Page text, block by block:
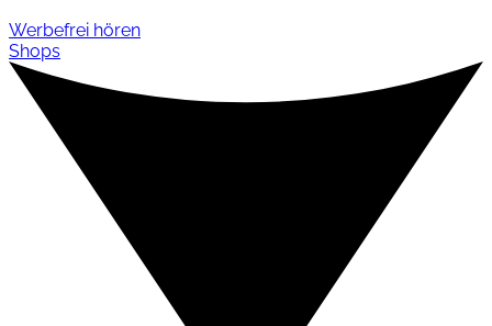
Werbefrei hören
Shops